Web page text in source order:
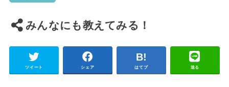
みんなにも教えてみる！
ツイート シェア はてブ 送る